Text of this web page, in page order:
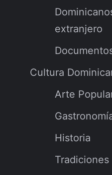
extranjero
Cultura
Arte
Historia
Tradiciones